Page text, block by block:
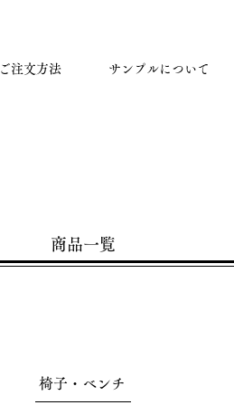
ご注文方法 サンプルについて
​商品一覧
椅子・ベンチ